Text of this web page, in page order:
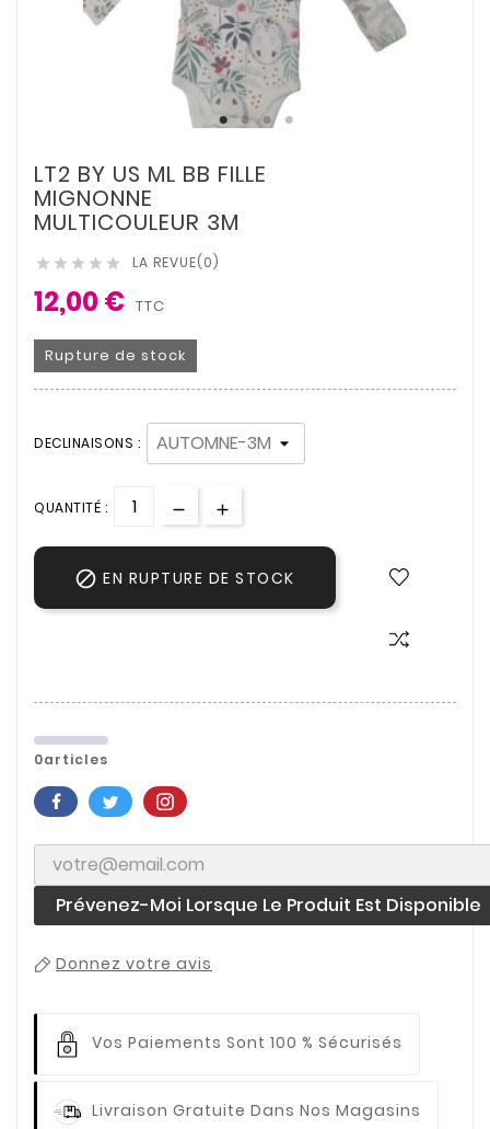
LT2 BY US ML BB FILLE
MIGNONNE
MULTICOULEUR 3M
     LA REVUE(0)
12,00 € TTC
Rupture de stock
DECLINAISONS :
QUANTITÉ :
 EN RUPTURE DE STOCK
0articles
Prévenez-Moi Lorsque Le Produit Est Disponible
Donnez votre avis
Vos Paiements Sont 100 % Sécurisés
Livraison Gratuite Dans Nos Magasins